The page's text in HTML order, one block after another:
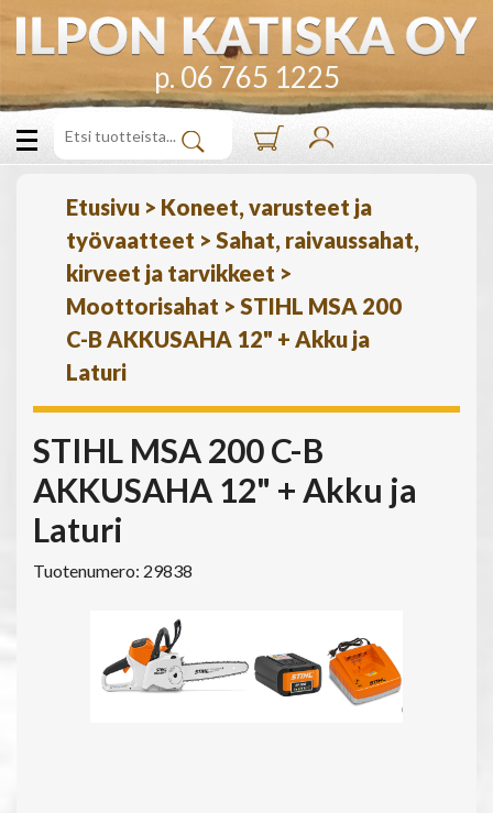
p. 06 765 1225
Etusivu > Koneet, varusteet ja
työvaatteet > Sahat, raivaussahat,
kirveet ja tarvikkeet >
Moottorisahat > STIHL MSA 200
C-B AKKUSAHA 12" + Akku ja
Laturi
STIHL MSA 200 C-B
AKKUSAHA 12" + Akku ja
Laturi
Tuotenumero: 29838